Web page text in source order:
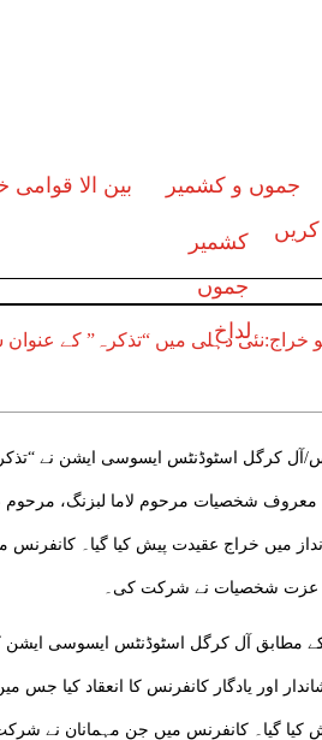
جموں و کشمیر
کشمیر
جموں
لداخ
بین الا قوامی
دہلی میں “تذکرہ” کے
آل کرگل اسٹوڈنٹس ایسوسی ایشن نے
شخصیات مرحوم لاما لبزنگ، مرحوم
میں خراج عقیدت پیش کیا گیا۔
عزت شخصیات نے شرکت کی۔
کے مطابق آل کرگل اسٹوڈنٹس ایسوسی
اور یادگار کانفرنس کا انعقاد کیا
کیا گیا۔ کانفرنس میں جن مہمانان نے